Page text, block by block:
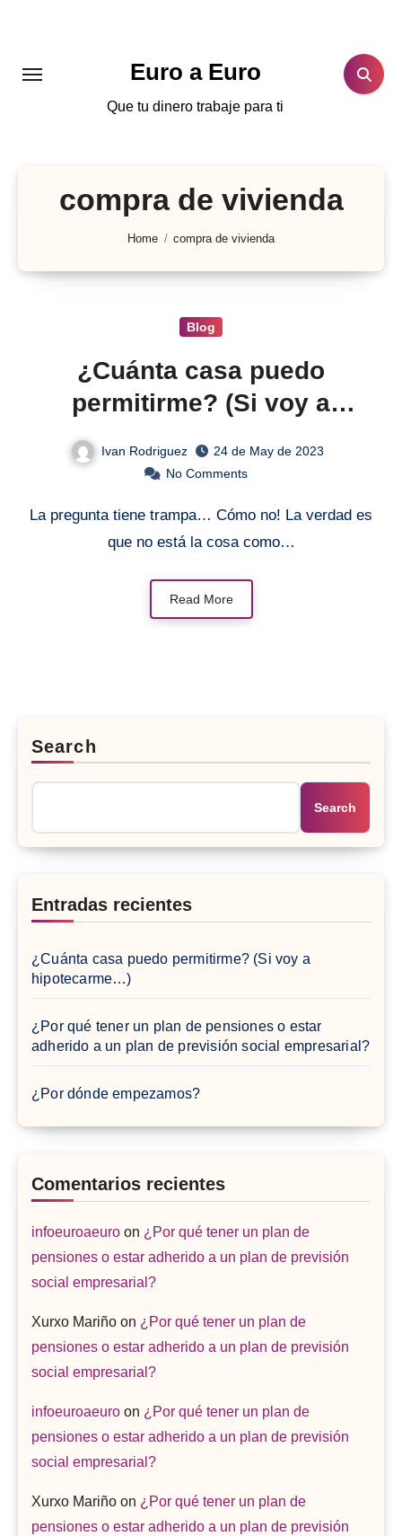
Euro a Euro
Que tu dinero trabaje para ti
compra de vivienda
Home compra de vivienda
Blog
¿Cuánta casa puedo
permitirme? (Si voy a
Ivan Rodriguez
24 de May de 2023
No Comments
La pregunta tiene trampa… Cómo no! La verdad es
que no está la cosa como…
Read More
Search
Search
Entradas recientes
¿Cuánta casa puedo permitirme? (Si voy a
hipotecarme…)
¿Por qué tener un plan de pensiones o estar
adherido a un plan de previsión social empresarial?
¿Por dónde empezamos?
Comentarios recientes
infoeuroaeuro on ¿Por qué tener un plan de
pensiones o estar adherido a un plan de previsión
social empresarial?
Xurxo Mariño on ¿Por qué tener un plan de
pensiones o estar adherido a un plan de previsión
social empresarial?
infoeuroaeuro on ¿Por qué tener un plan de
pensiones o estar adherido a un plan de previsión
social empresarial?
Xurxo Mariño on ¿Por qué tener un plan de
pensiones o estar adherido a un plan de previsión